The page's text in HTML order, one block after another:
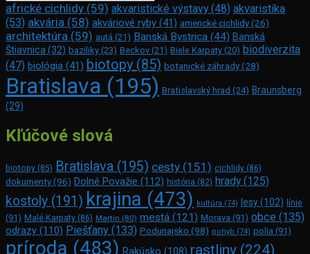
africké cichlidy (59) akvaristické výstavy (48) akvaristika
(53) akvária (58) akváriové ryby (41) americké cichlidy (26)
architektúra (59) autá (21) Banská Bystrica (44) Banská
Štiavnica (32) baziliky (23) Beckov (21) Biele Karpaty (20) biodiverzita
(47) biológia (41) biotopy (85) botanické záhrady(28)
Bratislava (195) Bratislavský hrad (24) Braunsberg
(29)
Kľúčové slová
biotopy (85) Bratislava (195) cesty (151) cichlidy (86)
dokumenty (96) Dolné Považie (112) história (82) hrady (125)
kostoly (191) krajina (473) kultúra (74) lesy(102) línie
(91) Malé Karpaty (86) Martin (80) mestá (121) Morava (91) obce (135)
odrazy (110) Piešťany (133) Podunajsko (98) pohyb (74) polia (91)
príroda (483) rastliny (224)